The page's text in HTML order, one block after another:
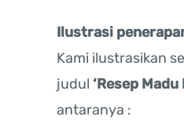
Ilustrasi
Kami ilustrasikan
judul ‘Resep Madu
antaranya :